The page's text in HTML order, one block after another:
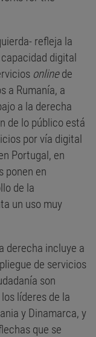
refleja la
digital
onlinede
a Rumanía, a
a la derecha
de lo público está
por vía digital
Portugal, en
ponen en
de la
un uso muy
derecha incluye a
de servicios
son
líderes de la
y Dinamarca, y
que se